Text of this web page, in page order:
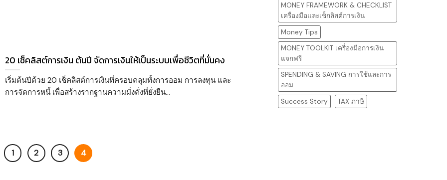
20 เช็คลิสต์การเงิน ต้นปี จัดการเงินให้เป็นระบบเพื่อชีวิตที่มั่นคง
เริ่มต้นปีด้วย 20 เช็คลิสต์การเงินที่ครอบคลุมทั้งการออม การลงทุน และ
การจัดการหนี้ เพื่อสร้างรากฐานความมั่งคั่งที่ยั่งยืน...
1 2 3 4
MONEY FRAMEWORK & CHECKLIST
เครื่องมือและเช็กลิสต์การเงิน
Money Tips
MONEY TOOLKIT เครื่องมือการเงิน
แจกฟรี
SPENDING & SAVING การใช้และการ
ออม
Success Story
TAX ภาษี